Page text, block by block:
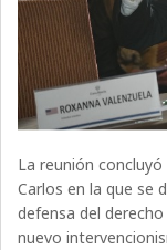
La reunión
Carlos en la que se
defensa del
nuevo